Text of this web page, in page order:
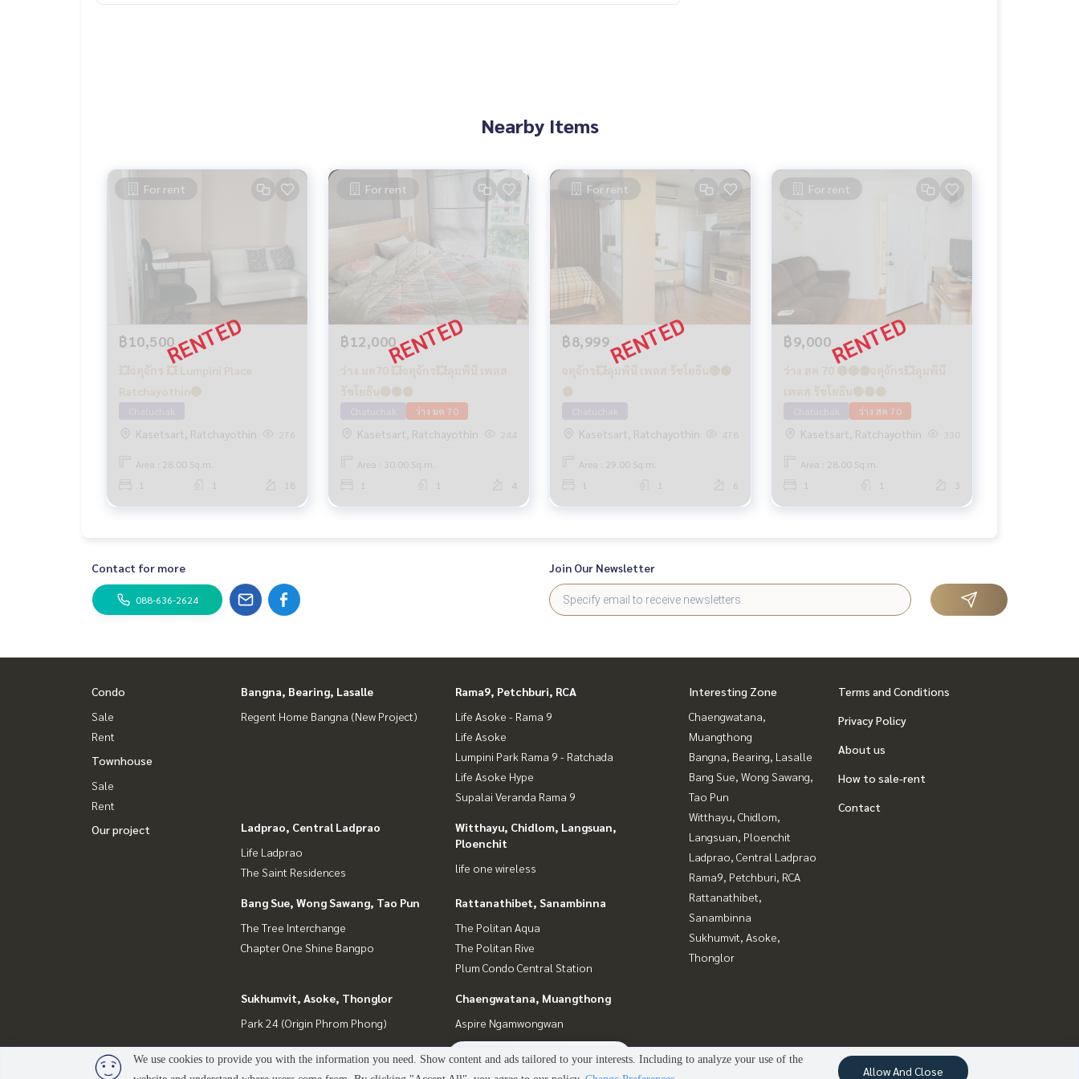
Nearby Items
For rent
฿10,500
💥จตุจักร 💥 Lumpini Place
Ratchayothin🔴
Kasetsart, Ratchayothin 276
Area : 28.00 Sq.m.
1
1 18
For rent
฿12,000
ว่าง มค70 💥จตุจักร💥ลุมพินี เพลส
รัชโยธิน🔴🟢🟡
ว่าง มค 70
Kasetsart, Ratchayothin 244
Area : 30.00 Sq.m.
1
1 4
For rent
฿8,999
จตุจักร💥ลุมพินี เพลส รัชโยธิน🔴🟢
🟡
Kasetsart, Ratchayothin 478
Area : 29.00 Sq.m.
1
1 6
For rent
฿9,000
ว่าง สค 70 🟡🔴🟢จตุจักร💥ลุมพินี
เพลส รัชโยธิน🔴🟢🟡
ว่าง สค 70
Kasetsart, Ratchayothin 330
Area : 28.00 Sq.m.
1
1 3
4people are viewing
Contact for more
088-636-2624
Join Our Newsletter
Condo
Sale
Rent
Townhouse
Sale
Rent
Our project
Bangna, Bearing, Lasalle
Regent Home Bangna (New Project)
Rama9, Petchburi, RCA
Life Asoke - Rama 9
Life Asoke
Lumpini Park Rama 9 - Ratchada
Life Asoke Hype
Supalai Veranda Rama 9
Ladprao, Central Ladprao
Life Ladprao
The Saint Residences
Witthayu, Chidlom, Langsuan,
Ploenchit
life one wireless
Bang Sue, Wong Sawang, Tao Pun
The Tree Interchange
Chapter One Shine Bangpo
Rattanathibet, Sanambinna
The Politan Aqua
The Politan Rive
Plum Condo Central Station
Sukhumvit, Asoke, Thonglor
Park 24 (Origin Phrom Phong)
Chaengwatana, Muangthong
Aspire Ngamwongwan
Interesting Zone
Chaengwatana,
Muangthong
Bangna, Bearing, Lasalle
Bang Sue, Wong Sawang,
Tao Pun
Witthayu, Chidlom,
Langsuan, Ploenchit
Ladprao, Central Ladprao
Rama9, Petchburi, RCA
Rattanathibet,
Sanambinna
Sukhumvit, Asoke,
Thonglor
Terms and Conditions
Privacy Policy
About us
How to sale-rent
Contact
We use cookies to provide you with the information you need. Show content and ads tailored to your interests. Including to analyze your use of the
Allow And Close